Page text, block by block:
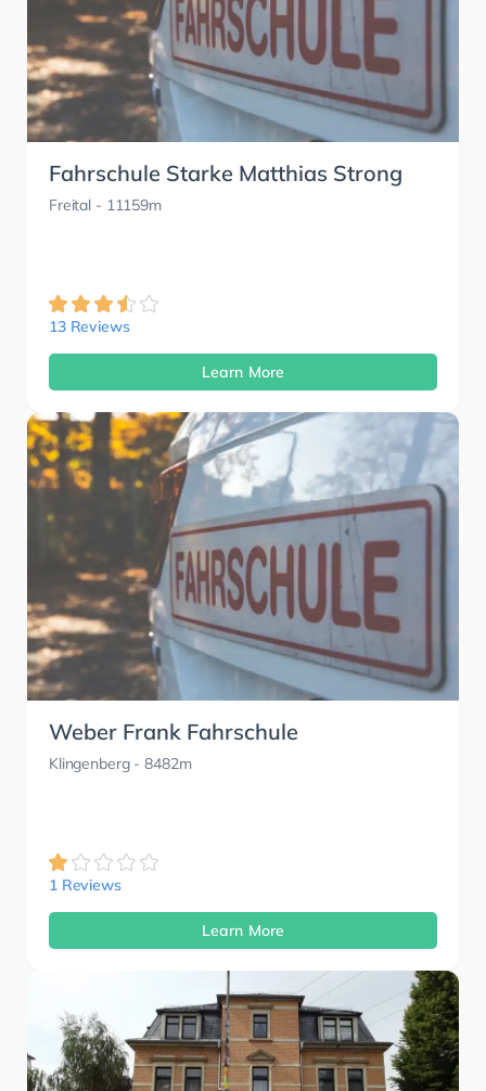
Fahrschule Starke Matthias Strong
Freital - 11159m
13 Reviews
Learn More
Weber Frank Fahrschule
Klingenberg- 8482m
1 Reviews
Learn More